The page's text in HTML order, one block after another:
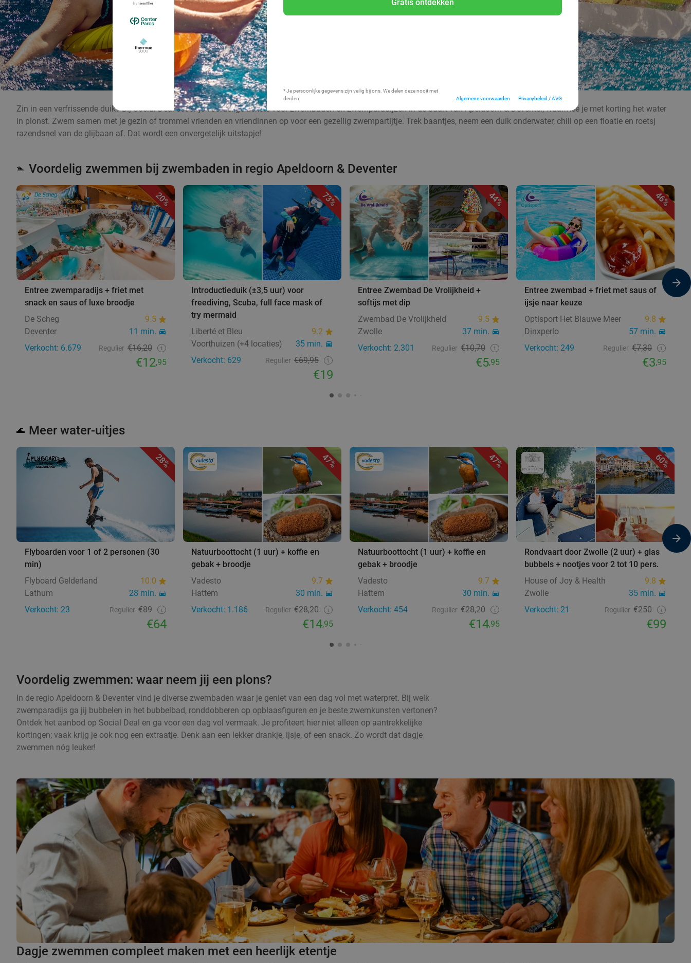
Gratis ontdekken
* Je persoonlijke gegevens zijn veilig bij ons. We delen deze nooit met
derden.
Algemene voorwaarden Privacybeleid / AVG
Zin in een verfrissende duik? Bij Social Deal scoor je voordelige tickets voor zwembaden en zwemparadijzen in de buurt van Apeldoorn & Deventer, waarmee je met korting het water
in plonst. Zwem samen met je gezin of trommel vrienden en vriendinnen op voor een gezellig zwempartijtje. Trek baantjes, neem een duik onderwater, chill op een floatie en roetsj
razendsnel van de glijbaan af. Dat wordt een onvergetelijk uitstapje!
🏊 Voordelig zwemmen bij zwembaden in regio Apeldoorn & Deventer
20%
Entree zwemparadijs + friet met
snack en saus of luxe broodje
De Scheg
9.5
Deventer
11 min.
Verkocht: 6.679
Regulier €16,20
€12,95
73%
Introductieduik (±3,5 uur) voor
freediving, Scuba, full face mask of
try mermaid
Liberté et Bleu
9.2
Voorthuizen (+4 locaties)
35 min.
Verkocht: 629
Regulier €69,95
€19
44%
Entree Zwembad De Vrolijkheid +
softijs met dip
Zwembad De Vrolijkheid
9.5
Zwolle
37 min.
Verkocht: 2.301
Regulier €10,70
€5,95
46%
Entree zwembad + friet met saus of
ijsje naar keuze
Optisport Het Blauwe Meer
9.8
Dinxperlo
57 min.
Verkocht: 249
Regulier €7,30
€3,95
🌊 Meer water-uitjes
28%
Flyboarden voor 1 of 2 personen (30
min)
Flyboard Gelderland
10.0
Lathum
28 min.
Verkocht: 23
Regulier €89
€64
47%
Natuurboottocht (1 uur) + koffie en
gebak + broodje
Vadesto
9.7
Hattem
30 min.
Verkocht: 1.186
Regulier €28,20
€14,95
47%
Natuurboottocht (1 uur) + koffie en
gebak + broodje
Vadesto
9.7
Hattem
30 min.
Verkocht: 454
Regulier €28,20
€14,95
60%
Rondvaart door Zwolle (2 uur) + glas
bubbels + nootjes voor 2 tot 10 pers.
House of Joy & Health
9.8
Zwolle
35 min.
Verkocht: 21
Regulier €250
€99
Voordelig zwemmen: waar neem jij een plons?
In de regio Apeldoorn & Deventer vind je diverse zwembaden waar je geniet van een dag vol met waterpret. Bij welk
zwemparadijs ga jij bubbelen in het bubbelbad, ronddobberen op opblaasfiguren en je beste zwemkunsten vertonen?
Ontdek het aanbod op Social Deal en ga voor een dag vol vermaak. Je profiteert hier niet alleen op aantrekkelijke
kortingen; vaak krijg je ook nog een extraatje. Denk aan een lekker drankje, ijsje, of een snack. Zo wordt dat dagje
zwemmen nóg leuker!
Dagje zwemmen compleet maken met een heerlijk etentje